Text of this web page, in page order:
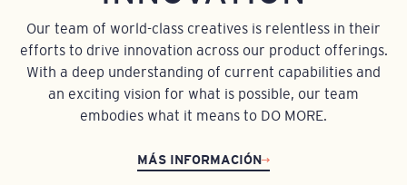
Our team of world-class creatives is relentless in their
efforts to drive innovation across our product offerings.
With a deep understanding of current capabilities and
an exciting vision for what is possible, our team
embodies what it means to DO MORE.
MÁS INFORMACIÓN